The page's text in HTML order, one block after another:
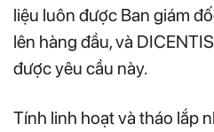
liệu luôn được Ban giám
lên hàng đầu, và
được yêu cầu này.
Tính linh hoạt và tháo lắp